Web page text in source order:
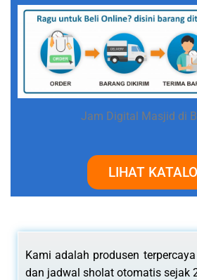
Jam Digital Masjid di
LIHAT
Kami adalah produsen
dan jadwal sholat otomatis sejak